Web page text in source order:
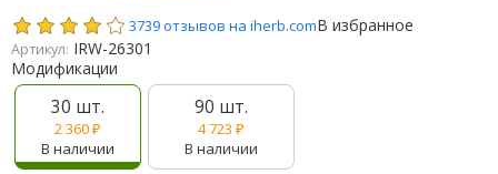
3739 отзывов на iherb.comВ избранное
Артикул: IRW-26301
Модификации
30 шт.
2 360₽
В наличии
90 шт.
4 723 ₽
В наличии